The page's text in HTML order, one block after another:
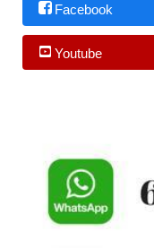
Facebook
Youtube